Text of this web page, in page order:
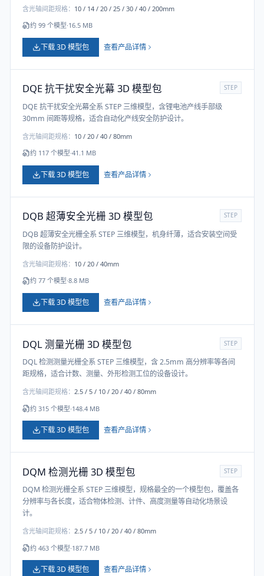
含光轴间距规格： 10 / 14 / 20 / 25 / 30 / 40 / 200mm
约 99个模型·16.5 MB
下载 3D 模型包 查看产品详情
DQE 抗干扰安全光幕 3D 模型包 STEP
DQE 抗干扰安全光幕全系 STEP 三维模型，含锂电池产线手部级
30mm 间距等规格，适合自动化产线安全防护设计。
含光轴间距规格： 10 / 20 / 40 / 80mm
约 117个模型·41.1 MB
下载 3D 模型包 查看产品详情
DQB 超薄安全光栅 3D 模型包 STEP
DQB 超薄安全光栅全系 STEP 三维模型，机身纤薄，适合安装空间受
限的设备防护设计。
含光轴间距规格： 10 / 20 / 40mm
约 77个模型·8.8 MB
下载 3D 模型包 查看产品详情
DQL 测量光栅 3D 模型包 STEP
DQL 检测测量光栅全系 STEP 三维模型，含 2.5mm 高分辨率等各间
距规格，适合计数、测量、外形检测工位的设备设计。
含光轴间距规格：2.5 / 5 / 10 / 20 / 40 / 80mm
约 315个模型·148.4 MB
下载 3D 模型包 查看产品详情
DQM 检测光栅 3D 模型包 STEP
DQM 检测光栅全系 STEP 三维模型，规格最全的一个模型包，覆盖各
分辨率与各长度，适合物体检测、计件、高度测量等自动化场景设
计。
含光轴间距规格：2.5 / 5 / 10 / 20 / 40 / 80mm
约 463个模型·187.7 MB
下载 3D 模型包 查看产品详情